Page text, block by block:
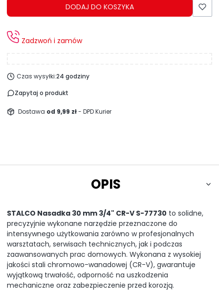
DODAJ DO KOSZYKA
Zadzwoń i zamów
Czas wysyłki:24 godziny
Zapytaj o produkt
Dostawa od 9,99 zł- DPD Kurier
OPIS
STALCO Nasadka 30 mm 3/4" CR-V S-77730 to solidne,
precyzyjnie wykonane narzędzie przeznaczone do
intensywnego użytkowania zarówno w profesjonalnych
warsztatach, serwisach technicznych, jak i podczas
zaawansowanych prac domowych. Wykonana z wysokiej
jakości stali chromowo-wanadowej (CR-V), gwarantuje
wyjątkową trwałość, odporność na uszkodzenia
mechaniczne oraz zabezpieczenie przed korozją.